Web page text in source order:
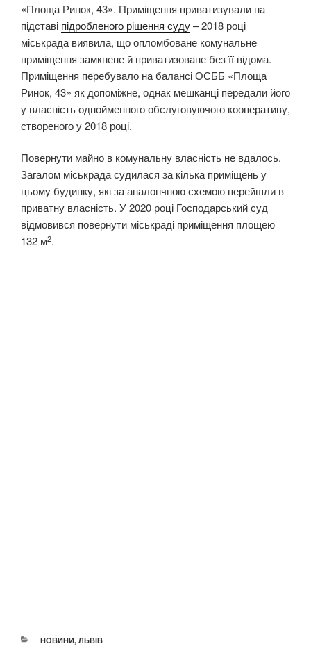
«Площа Ринок, 43». Приміщення приватизували на
підставі підробленого рішення суду– 2018 році
міськрада виявила, що опломбоване комунальне
приміщення замкнене й приватизоване без її відома.
Приміщення перебувало на балансі ОСББ «Площа
Ринок, 43» як допоміжне, однак мешканці передали його
у власність однойменного обслуговуючого кооперативу,
створеного у 2018 році.
Повернути майно в комунальну власність не вдалось.
Загалом міськрада судилася за кілька приміщень у
цьому будинку, які за аналогічною схемою перейшли в
приватну власність. У 2020 році Господарський суд
відмовився повернути міськраді приміщення площею
132 м2.
КАТЕГОРІЇ
НОВИНИ, ЛЬВІВ